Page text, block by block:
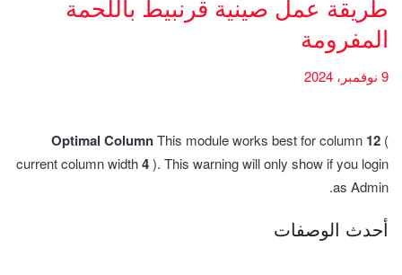
طريقة عمل صينية قرنبيط باللحمة
المفرومة
9 نوفمبر، 2024
Optimal ColumnThis module works best for column 12 (
current column width4). This warning will only show if you login
as Admin.
أحدث الوصفات